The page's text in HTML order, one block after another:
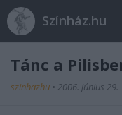
Színház.hu
Tánc a
szinhazhu • 2006. június 29.